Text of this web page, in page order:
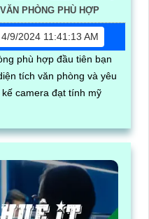
PHÒNG PHÙ HỢP
4/9/2024 11:41:13 AM
phù hợp đầu tiên bạn
camera đạt tính mỹ